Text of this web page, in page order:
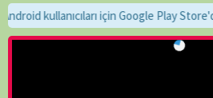
kullanıcıları için Google Play Store'da